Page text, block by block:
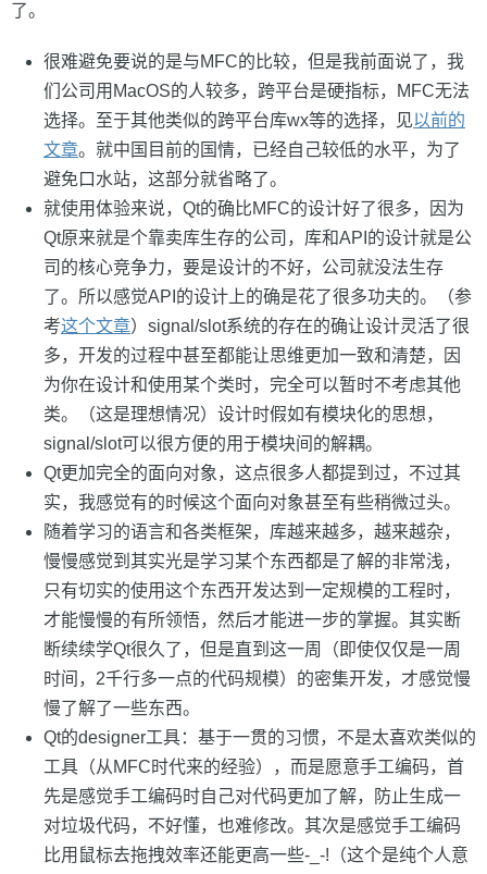
了。
很难避免要说的是与MFC的比较，但是我前面说了，我
们公司用MacOS的人较多，跨平台是硬指标，MFC无法
选择。至于其他类似的跨平台库wx等的选择，见以前的
文章。就中国目前的国情，已经自己较低的水平，为了
避免口水站，这部分就省略了。
就使用体验来说，Qt的确比MFC的设计好了很多，因为
Qt原来就是个靠卖库生存的公司，库和API的设计就是公
司的核心竞争力，要是设计的不好，公司就没法生存
了。所以感觉API的设计上的确是花了很多功夫的。（参
考这个文章）signal/slot系统的存在的确让设计灵活了很
多，开发的过程中甚至都能让思维更加一致和清楚，因
为你在设计和使用某个类时，完全可以暂时不考虑其他
类。（这是理想情况）设计时假如有模块化的思想，
signal/slot可以很方便的用于模块间的解耦。
Qt更加完全的面向对象，这点很多人都提到过，不过其
实，我感觉有的时候这个面向对象甚至有些稍微过头。
随着学习的语言和各类框架，库越来越多，越来越杂，
慢慢感觉到其实光是学习某个东西都是了解的非常浅，
只有切实的使用这个东西开发达到一定规模的工程时，
才能慢慢的有所领悟，然后才能进一步的掌握。其实断
断续续学Qt很久了，但是直到这一周（即使仅仅是一周
时间，2千行多一点的代码规模）的密集开发，才感觉慢
慢了解了一些东西。
Qt的designer工具：基于一贯的习惯，不是太喜欢类似的
工具（从MFC时代来的经验），而是愿意手工编码，首
先是感觉手工编码时自己对代码更加了解，防止生成一
对垃圾代码，不好懂，也难修改。其次是感觉手工编码
比用鼠标去拖拽效率还能更高一些-_-!（这个是纯个人意